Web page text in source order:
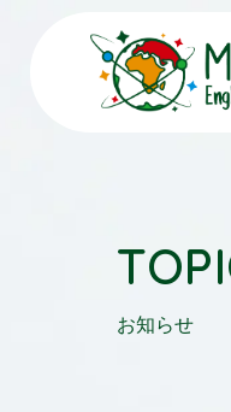
お知らせ